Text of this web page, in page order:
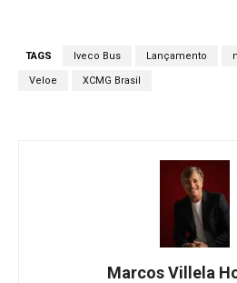
TAGS Iveco Bus Lançamento
Veloe XCMG Brasil
Marcos Villela